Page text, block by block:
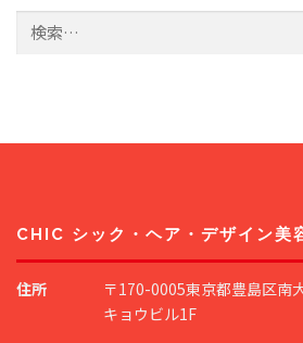
索:
CHIC シック・ヘア・デザイン美
住所
〒170-0005東京都豊島区南
キョウビル1F